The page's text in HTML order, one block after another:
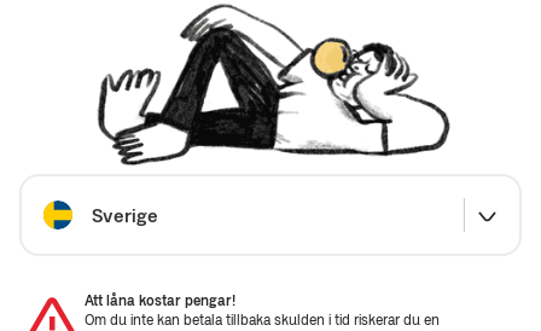
Sverige
Att låna kostar pengar!
Om du inte kan betala tillbaka skulden i tid riskerar du en